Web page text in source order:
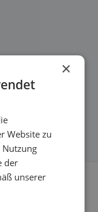
×
Website zu
der
unserer